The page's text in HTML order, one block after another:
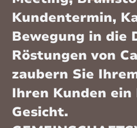
Kundentermin,
Bewegung in die
Röstungen von
zaubern Sie
Ihren Kunden ein
Gesicht.